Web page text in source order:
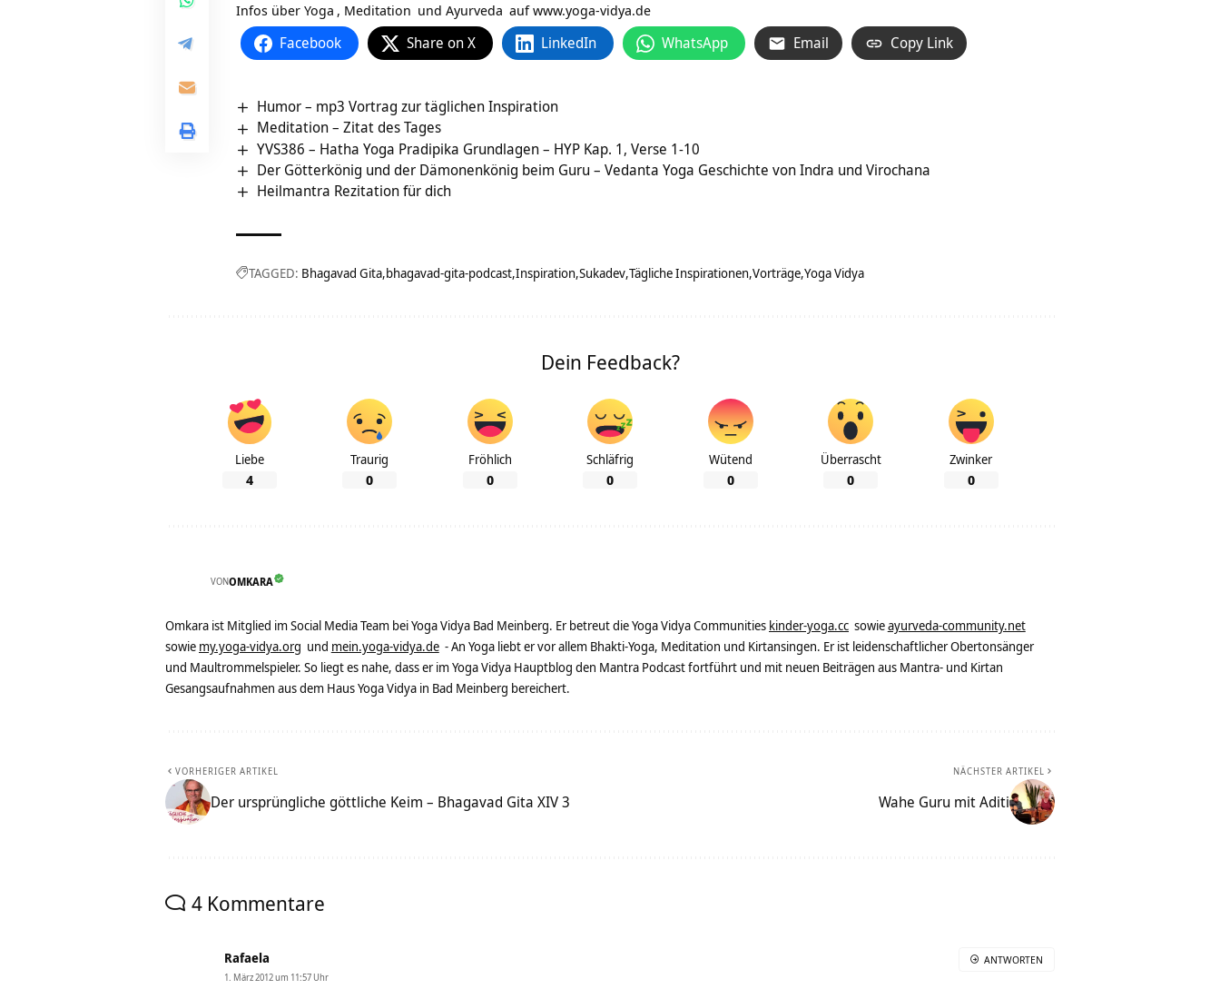
Infos über Yoga , Meditation und Ayurveda aufwww.yoga-vidya.de
Facebook Share on X LinkedIn WhatsApp Email Copy Link
Humor – mp3 Vortrag zur täglichen Inspiration
Meditation – Zitat des Tages
YVS386 – Hatha Yoga Pradipika Grundlagen – HYP Kap. 1, Verse 1-10
Der Götterkönig und der Dämonenkönig beim Guru – Vedanta Yoga Geschichte von Indra und Virochana
Heilmantra Rezitation für dich
TAGGED: Bhagavad Gita bhagavad-gita-podcast Inspiration Sukadev Tägliche Inspirationen Vorträge Yoga Vidya
Dein Feedback?
Liebe
4
Traurig
0
Fröhlich
0
Schläfrig
0
Wütend
0
Überrascht
0
Zwinker
0
VONOMKARA
Omkara ist Mitglied im Social Media Team bei Yoga Vidya Bad Meinberg. Er betreut die Yoga Vidya Communities kinder-yoga.cc sowieayurveda-community.net
sowie my.yoga-vidya.org und mein.yoga-vidya.de - An Yoga liebt er vor allem Bhakti-Yoga, Meditation und Kirtansingen. Er ist leidenschaftlicher Obertonsänger
und Maultrommelspieler. So liegt es nahe, dass er im Yoga Vidya Hauptblog den Mantra Podcast fortführt und mit neuen Beiträgen aus Mantra- und Kirtan
Gesangsaufnahmen aus dem Haus Yoga Vidya in Bad Meinberg bereichert.
VORHERIGER ARTIKEL
Der ursprüngliche göttliche Keim – Bhagavad Gita XIV 3
NÄCHSTER ARTIKEL
Wahe Guru mit Aditi
4 Kommentare
Rafaela
1. März 2012 um 11:57 Uhr
ANTWORTEN